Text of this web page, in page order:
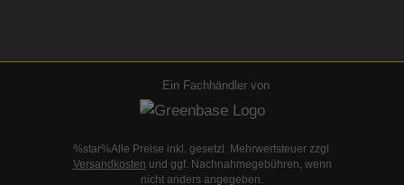
Ein Fachhändler von
%star%Alle Preise inkl. gesetzl. Mehrwertsteuer zzgl.
Versandkosten und ggf. Nachnahmegebühren, wenn
nicht anders angegeben.